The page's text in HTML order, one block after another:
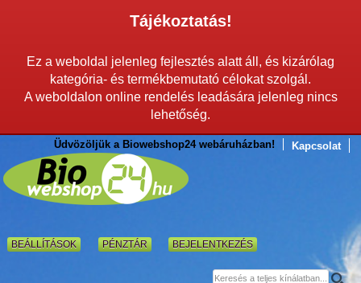
Tájékoztatás!
Ez a weboldal jelenleg fejlesztés alatt áll, és kizárólag
kategória- és termékbemutató célokat szolgál.
A weboldalon online rendelés leadására jelenleg nincs
lehetőség.
Üdvözöljük a Biowebshop24 webáruházban! Kapcsolat
BEÁLLÍTÁSOK PÉNZTÁR BEJELENTKEZÉS